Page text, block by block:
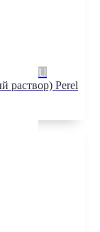
раствор) Perel